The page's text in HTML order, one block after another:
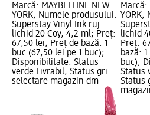
Marcă: MAYBELLINE NEW
YORK; Numele produsului:
Superstay Vinyl Ink ruj
lichid 20 Coy, 4,2 ml; Preț:
67,50 lei; Preț de bază: 1
buc (67,50 lei pe 1 buc);
Disponibilitate: Status
verde Livrabil, Status gri
selectare magazin dm
Marcă:
YORK;
lichid
Preț:
bază:
buc);
Status
Status